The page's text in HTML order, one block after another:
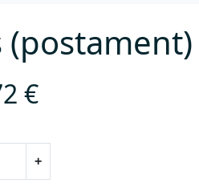
(postament)
€
+